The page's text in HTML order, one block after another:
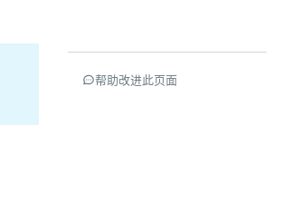
帮助改进此页面